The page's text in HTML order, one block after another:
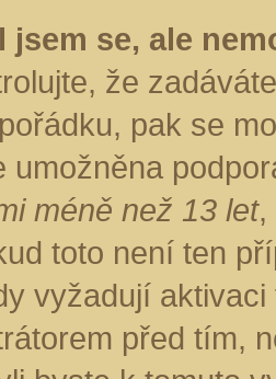
jsem se, ale
že
pak se
umožněna
méně než 13 let,
toto není ten
vyžadují
před tím,